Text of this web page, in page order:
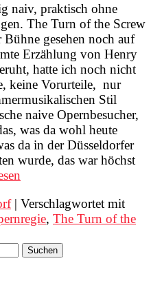
naiv, praktisch ohne
The Turn of the Screw
gesehen noch auf
Erzählung von Henry
hatte ich noch nicht
keine Vorurteile, nur
Stil
naive Opernbesucher,
was da wohl heute
da in der Düsseldorfer
wurde, das war höchst
| Verschlagwortet mit
, The Turn of the